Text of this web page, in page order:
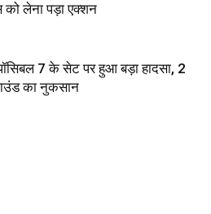
लेना पड़ा एक्‍शन
7 के सेट पर हुआ बड़ा हादसा, 2
का नुकसान